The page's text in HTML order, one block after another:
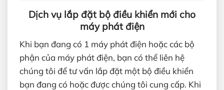
Dịch vụ lắp đặt bộ điều khiển mới cho
máy phát điện
Khi bạn đang có 1 máy phát điện hoặc các bộ
phận của máy phát điện, bạn có thể liên hệ
chúng tôi để tư vấn lắp đặt một bộ điều khiển
bạn đang có hoặc được chúng tôi cung cấp. Khi